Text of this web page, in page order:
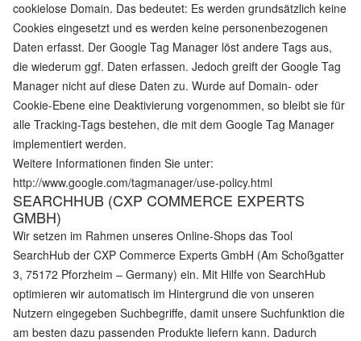
cookielose Domain. Das bedeutet: Es werden grundsätzlich keine
Cookies eingesetzt und es werden keine personenbezogenen
Daten erfasst. Der Google Tag Manager löst andere Tags aus,
die wiederum ggf. Daten erfassen. Jedoch greift der Google Tag
Manager nicht auf diese Daten zu. Wurde auf Domain- oder
Cookie-Ebene eine Deaktivierung vorgenommen, so bleibt sie für
alle Tracking-Tags bestehen, die mit dem Google Tag Manager
implementiert werden.
Weitere Informationen finden Sie unter:
http://www.google.com/tagmanager/use-policy.html
SEARCHHUB (CXP COMMERCE EXPERTS
GMBH)
Wir setzen im Rahmen unseres Online-Shops das Tool
SearchHub der CXP Commerce Experts GmbH (Am Schoßgatter
3, 75172 Pforzheim – Germany) ein. Mit Hilfe von SearchHub
optimieren wir automatisch im Hintergrund die von unseren
Nutzern eingegeben Suchbegriffe, damit unsere Suchfunktion die
am besten dazu passenden Produkte liefern kann. Dadurch